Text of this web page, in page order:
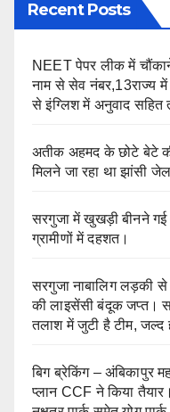
Recent Posts
NEET पेपर लीक में
नाम से सेव नंबर,13राज्य
से इंग्लिश में अनुवाद सहित
अतीक अहमद के छोटे बेटे
मिलने जा रहा था झांसी
सरगुजा में खुखड़ी बीनने गई
ग्रामीणों में दहशत।
सरगुजा नाबालिग लड़की
की लाइसेंसी बंदूक जप्त।
तलाश में जुटी है टीम, जल्द
बिग ब्रेकिंग – अंबिकापुर
प्लान CCF ने किया